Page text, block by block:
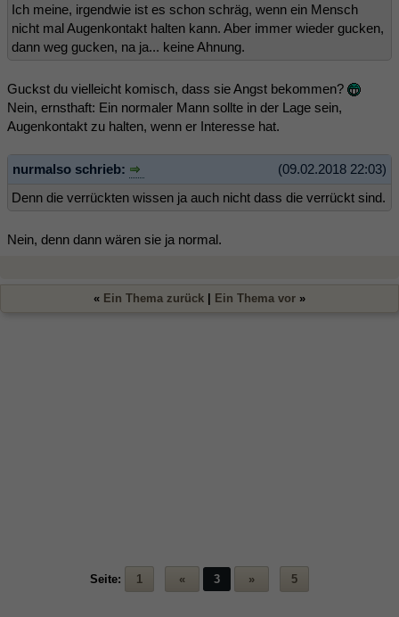
Ich meine, irgendwie ist es schon schräg, wenn ein Mensch
nicht mal Augenkontakt halten kann. Aber immer wieder gucken,
dann weg gucken, na ja... keine Ahnung.
Guckst du vielleicht komisch, dass sie Angst bekommen?
Nein, ernsthaft: Ein normaler Mann sollte in der Lage sein,
Augenkontakt zu halten, wenn er Interesse hat.
(09.02.2018 22:03)
nurmalso schrieb:
Denn die verrückten wissen ja auch nicht dass die verrückt sind.
Nein, denn dann wären sie ja normal.
« Ein Thema zurück Ein Thema vor »
Seite: 1 « 3 » 5